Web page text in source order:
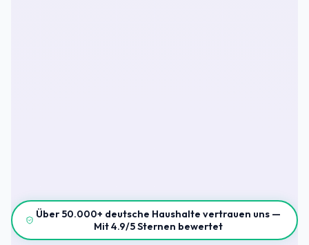
Über 50.000+ deutsche Haushalte vertrauen uns —
Mit 4.9/5 Sternen bewertet